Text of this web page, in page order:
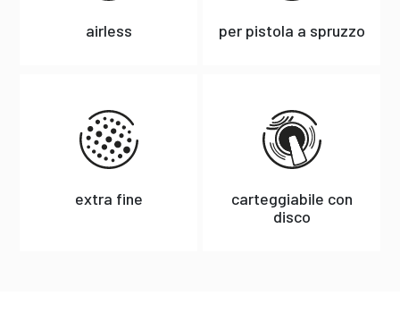
airless per pistola a spruzzo
extra fine
carteggiabile con
disco